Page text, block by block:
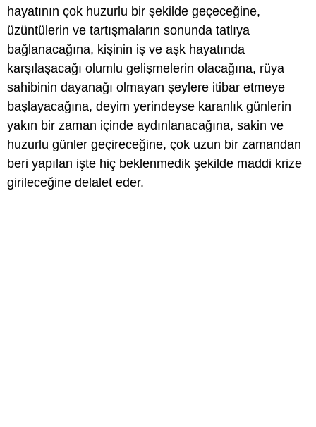
hayatının çok huzurlu bir şekilde geçeceğine,
üzüntülerin ve tartışmaların sonunda tatlıya
bağlanacağına, kişinin iş ve aşk hayatında
karşılaşacağı olumlu gelişmelerin olacağına, rüya
sahibinin dayanağı olmayan şeylere itibar etmeye
başlayacağına, deyim yerindeyse karanlık günlerin
yakın bir zaman içinde aydınlanacağına, sakin ve
huzurlu günler geçireceğine, çok uzun bir zamandan
beri yapılan işte hiç beklenmedik şekilde maddi krize
girileceğine delalet eder.